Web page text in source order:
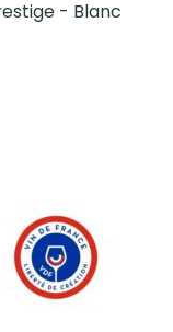
- Blanc